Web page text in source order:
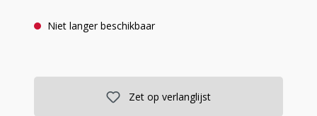
Niet langer beschikbaar
Zet op verlanglijst